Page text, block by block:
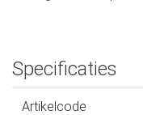
Specificaties
Artikelcode